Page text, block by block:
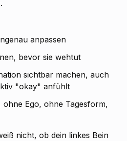
anpassen
bevor sie wehtut
sichtbar machen, auch
"okay" anfühlt
ohne Ego, ohne Tagesform,
nicht, ob dein linkes Bein